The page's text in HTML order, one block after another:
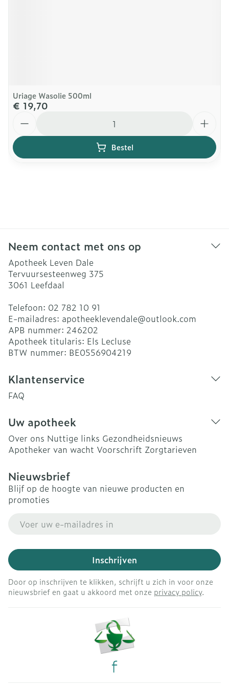
Uriage Wasolie 500ml
€ 19,70
Bestel
Neem contact met ons op
Apotheek Leven Dale
Tervuursesteenweg 375
3061 Leefdaal
Telefoon: 02 782 10 91
E-mailadres: apotheeklevendale@outlook.com
APB nummer: 246202
Apotheek titularis: Els Lecluse
BTW nummer: BE0556904219
Klantenservice
FAQ
Uw apotheek
Over ons Nuttige links Gezondheidsnieuws
Apotheker van wacht Voorschrift Zorgtarieven
Nieuwsbrief
Blijf op de hoogte van nieuwe producten en
promoties
Inschrijven
Door op inschrijven te klikken, schrijft u zich in voor onze
nieuwsbrief en gaat u akkoord met onze privacy policy.